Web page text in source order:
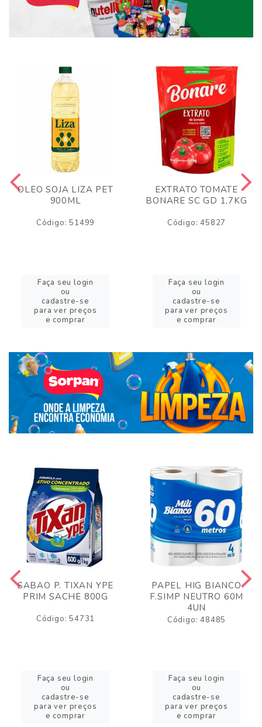
OLEO SOJA LIZA PET
900ML
Código: 51499
Faça seu login
ou
cadastre-se
para ver preços
e comprar
EXTRATO TOMATE
BONARE SC GD 1,7KG
Código: 45827
Faça seu login
ou
cadastre-se
para ver preços
e comprar
SABAO P. TIXAN YPE
PRIM SACHE 800G
Código: 54731
Faça seu login
ou
cadastre-se
para ver preços
e comprar
PAPEL HIG BIANCO
F.SIMP NEUTRO 60M
4UN
Código: 48485
Faça seu login
ou
cadastre-se
para ver preços
e comprar